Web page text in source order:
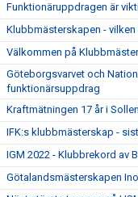
Funktionäruppdragen är
Klubbmästerskapen -
Välkommen på
Göteborgsvarvet och
funktionärsuppdrag
Kraftmätningen 17 år i
IFK:s klubbmästerskap -
IGM 2022 - Klubbrekord av
Götalandsmästerskapen